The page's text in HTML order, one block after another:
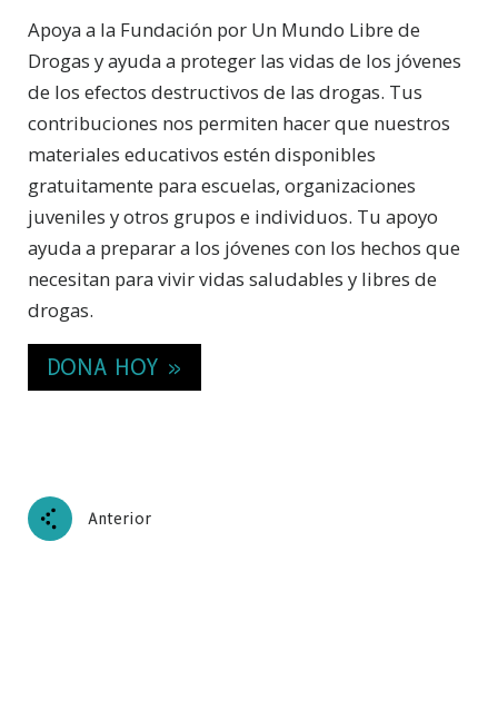
Apoya a la Fundación por Un Mundo Libre de
Drogas y ayuda a proteger las vidas de los jóvenes
de los efectos destructivos de las drogas. Tus
contribuciones nos permiten hacer que nuestros
materiales educativos estén disponibles
gratuitamente para escuelas, organizaciones
juveniles y otros grupos e individuos. Tu apoyo
ayuda a preparar a los jóvenes con los hechos que
necesitan para vivir vidas saludables y libres de
drogas.
DONA HOY »
Anterior